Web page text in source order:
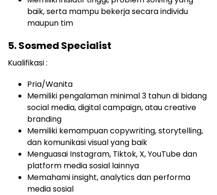
baik, serta mampu bekerja secara individu
maupun tim
5. Sosmed Specialist
Kualifikasi :
Pria/Wanita
Memiliki pengalaman minimal 3 tahun di bidang
social media, digital campaign, atau creative
branding
Memiliki kemampuan copywriting, storytelling,
dan komunikasi visual yang baik
Menguasai Instagram, Tiktok, X, YouTube dan
platform media sosial lainnya
Memahami insight, analytics dan performa
media sosial